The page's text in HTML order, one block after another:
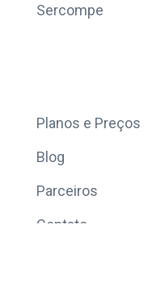
Sercompe
Planos e Preços
Blog
Parceiros
Contato